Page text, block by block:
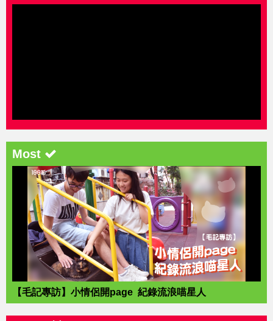
Most
【毛記專訪】小情侶開page 紀錄流浪喵星人